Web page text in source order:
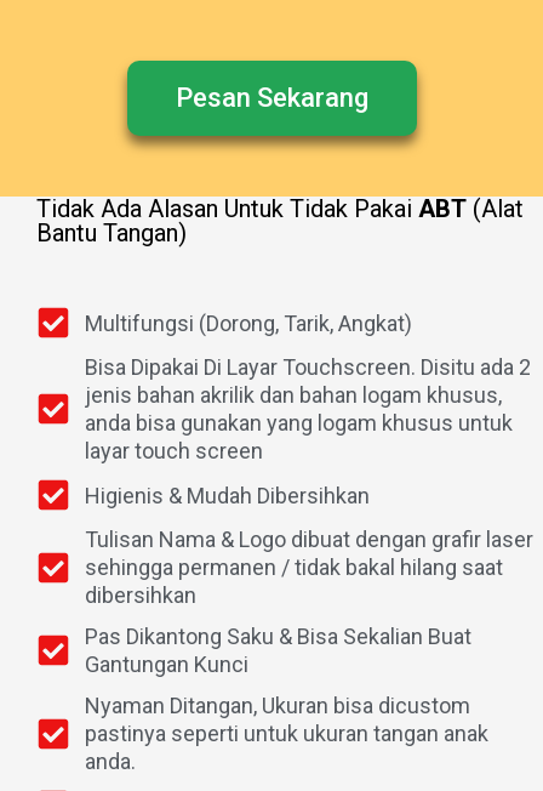
Pesan Sekarang
Tidak Ada Alasan Untuk Tidak Pakai ABT (Alat
Bantu Tangan)
Multifungsi (Dorong, Tarik, Angkat)
Bisa Dipakai Di Layar Touchscreen. Disitu ada 2
jenis bahan akrilik dan bahan logam khusus,
anda bisa gunakan yang logam khusus untuk
layar touch screen
Higienis & Mudah Dibersihkan
Tulisan Nama & Logo dibuat dengan grafir laser
sehingga permanen / tidak bakal hilang saat
dibersihkan
Pas Dikantong Saku & Bisa Sekalian Buat
Gantungan Kunci
Nyaman Ditangan, Ukuran bisa dicustom
pastinya seperti untuk ukuran tangan anak
anda.